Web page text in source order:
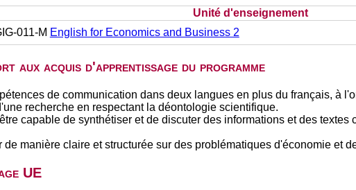
Unité d'enseignement
011-M English for Economics and Business 2
aux acquis d'apprentissage du programme
de communication dans deux langues en plus du français, à
recherche en respectant la déontologie scientifique.
capable de synthétiser et de discuter des informations et des
de manière claire et structurée sur des problématiques d'économie et
UE